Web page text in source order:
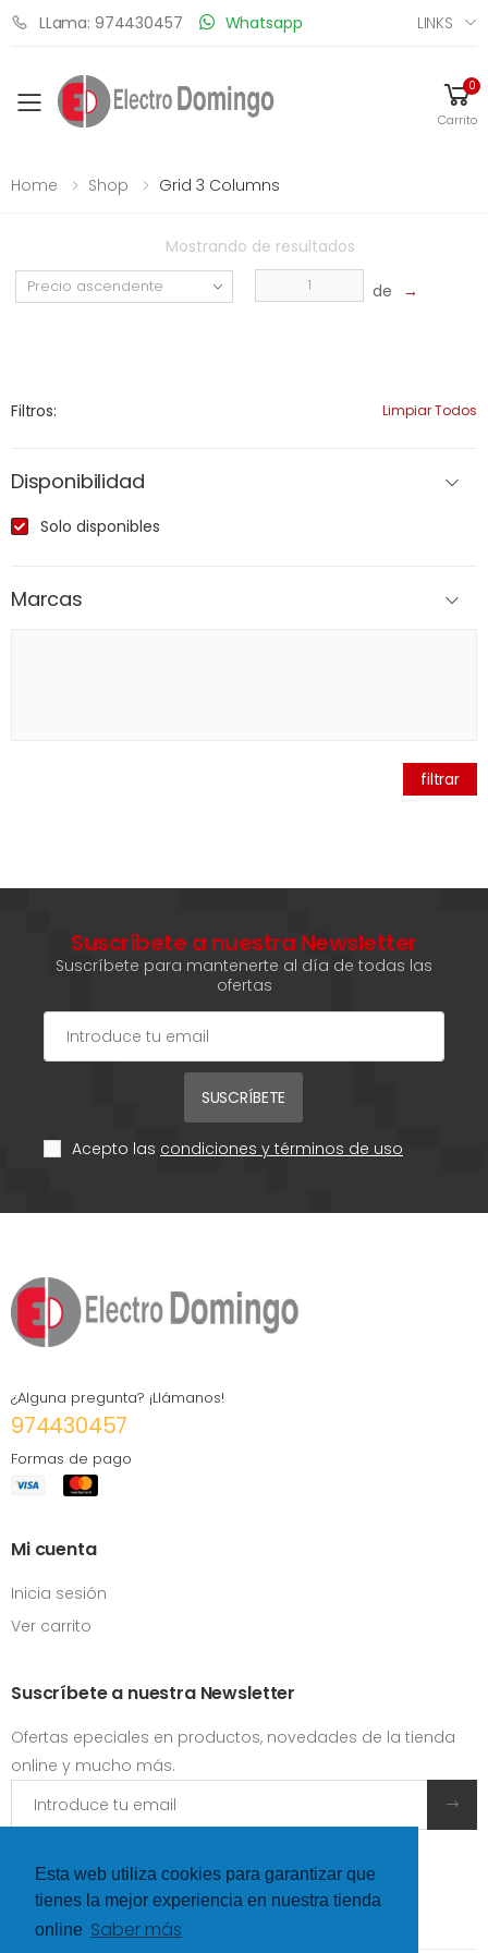
Esta web utiliza cookies para garantizar que
tienes la mejor experiencia en nuestra tienda
online Saber más
LLama: 974430457 Whatsapp LINKS
Toggle mobile menu
0
Carrito
Home Shop Grid 3 Columns
Mostrando de resultados
de →
Filtros: Limpiar Todos
Disponibilidad
Solo disponibles
Marcas
filtrar
Suscríbete a nuestra Newsletter
Suscríbete para mantenerte al día de todas las
ofertas
SUSCRÍBETE
Acepto las condiciones y términos de uso
¿Alguna pregunta? ¡Llámanos!
974430457
Formas de pago
Mi cuenta
Inicia sesión
Ver carrito
Suscríbete a nuestra Newsletter
Ofertas epeciales en productos, novedades de la tienda
online y mucho más.